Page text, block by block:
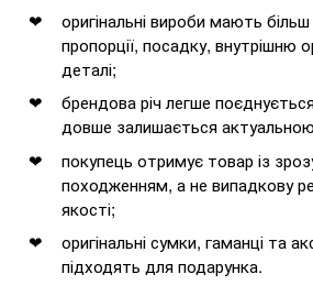
оригінальні вироби мають
пропорції, посадку, внутрішню
деталі;
брендова річ легше
довше залишається
покупець отримує товар із
походженням, а не випадкову
якості;
оригінальні сумки, гаманці та
підходять для подарунка.